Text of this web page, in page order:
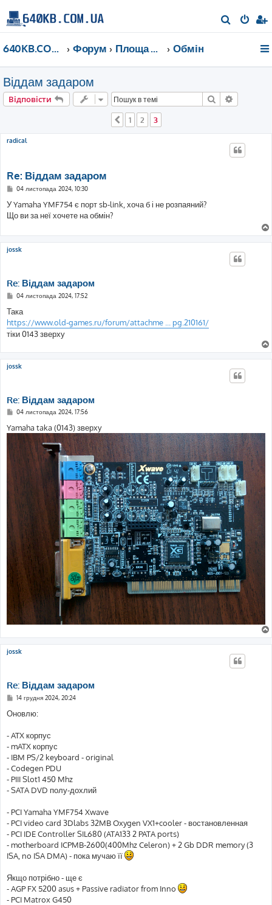
о
640KB.COM.UA Форум Площа Ринок Обмін
Віддам задаром
Відповісти Пошук
Поперед.
1 2 3
radical
Re: Віддам задаром
П
в
д
н
04 листопада 2024, 10:30
У Yamaha YMF754 є порт sb-link, хоча б і не розпаяний?
Що ви за неї хочете на обмін?
jossk
Re: Віддам задаром
П
в
і
д
о
м
е
н
н
04 листопада 2024, 17:52
Така
https://www.old-games.ru/forum/attachme ... pg.210161/
тіки 0143 зверху
jossk
Re: Віддам задаром
П
в
і
о
м
л
н
я
04 листопада 2024, 17:56
Yamaha taka (0143) зверху
jossk
Re: Віддам задаром
П
в
і
о
м
л
е
н
н
я
14 грудня 2024, 20:24
Оновлю:
- ATX корпус
- mATX корпус
- IBM PS/2 keyboard - original
- Codegen PDU
- PIII Slot1 450 Mhz
- SATA DVD полу-дохлий
- PCI Yamaha YMF754 Xwave
- PCI video card 3Dlabs 32MB Oxygen VX1+cooler - востановленная
- PCI IDE Controller SIL680 (ATA133 2 PATA ports)
- motherboard ICPMB-2600(400Mhz Celeron) + 2 Gb DDR memory (3
ISA, no ISA DMA) - пока мучаю її
Якщо потрібно - ще є
- AGP FX 5200 asus + Passive radiator from Inno
- PCI Matrox G450